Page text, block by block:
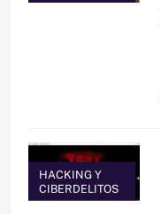
HACKING Y
CIBERDELITOS